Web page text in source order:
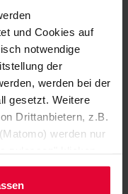
und Cookies auf
notwendige
der
werden bei der
gesetzt. Weitere
Drittanbietern, z.B.
werden nur
auf "Nur
dazu